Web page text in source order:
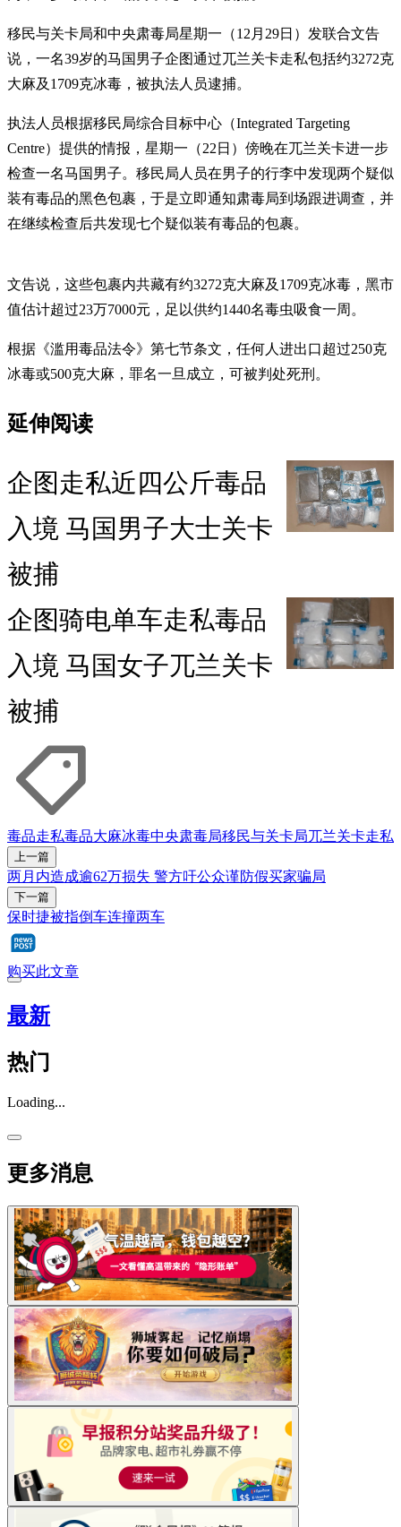
移民与关卡局和中央肃毒局星期一（12月29日）发联合文告
说，一名39岁的马国男子企图通过兀兰关卡走私包括约3272克
大麻及1709克冰毒，被执法人员逮捕。
执法人员根据移民局综合目标中心（Integrated Targeting
Centre）提供的情报，星期一（22日）傍晚在兀兰关卡进一步
检查一名马国男子。移民局人员在男子的行李中发现两个疑似
装有毒品的黑色包裹，于是立即通知肃毒局到场跟进调查，并
在继续检查后共发现七个疑似装有毒品的包裹。
文告说，这些包裹内共藏有约3272克大麻及1709克冰毒，黑市
值估计超过23万7000元，足以供约1440名毒虫吸食一周。
根据《滥用毒品法令》第七节条文，任何人进出口超过250克
冰毒或500克大麻，罪名一旦成立，可被判处死刑。
延伸阅读
企图走私近四公斤毒品
入境 马国男子大士关卡
被捕
企图骑电单车走私毒品
入境 马国女子兀兰关卡
被捕
毒品走私毒品大麻冰毒中央肃毒局移民与关卡局兀兰关卡走私
上一篇
两月内造成逾62万损失 警方吁公众谨防假买家骗局
下一篇
保时捷被指倒车连撞两车
购买此文章
最新
热门
Loading...
更多消息